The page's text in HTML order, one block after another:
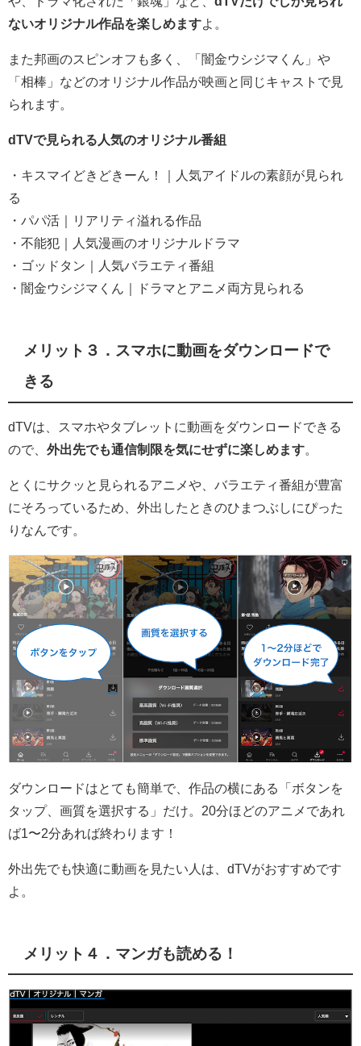
ないオリジナル作品を楽しめますよ 。
また邦画のスピンオフも多く、「闇金ウシジマくん」や
「相棒」などのオリジナル作品が映画と同じキャストで見
られます。
dTVで見られる人気のオリジナル番組
・キスマイどきどきーん！｜人気アイドルの素顔が見られ
る
・パパ活｜リアリティ溢れる作品
・不能犯｜人気漫画のオリジナルドラマ
・ゴッドタン｜人気バラエティ番組
・闇金ウシジマくん｜ドラマとアニメ両方見られる
メリット３．スマホに動画をダウンロードで
きる
dTVは、
スマホやタブレットに動画をダウンロードできる
ので、 外出先でも通信制限を気にせずに楽しめます
とくにサクッと見られるアニメや、バラエティ番組が豊富
にそろっているため、外出したときのひまつぶしにぴった
りなんです。
ダウンロードはとても簡単で、作品の横にある「ボタンを
タップ、画質を選択する」だけ。20分ほどのアニメであれ
ば1〜2分あれば終わります！
外出先でも快適に動画を見たい人は、dTVがおすすめです
よ。
メリット４．マンガも読める！